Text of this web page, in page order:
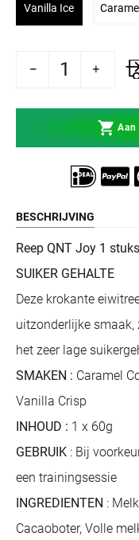
Vanilla IceVariant
Reep QNT Joy per
verhogen voor Reep
BESCHRIJVING
Reep QNT Joy 1
SUIKER GEHALTE
Deze krokante
uitzonderlijke smaak,
het zeer lage
SMAKEN : Caramel
Vanilla Crisp
INHOUD : 1 x 60g
GEBRUIK : Bij
een trainingsessie
INGREDIENTEN :
Cacaoboter, Volle